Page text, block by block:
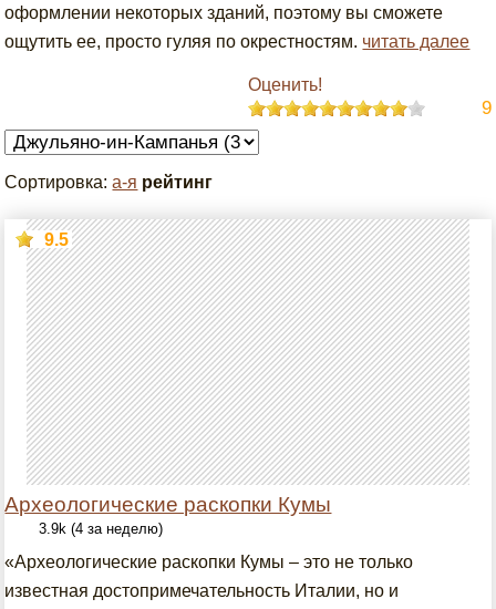
оформлении некоторых зданий, поэтому вы сможете
ощутить ее, просто гуляя по окрестностям. читать далее
Оценить!
9
Сортировка:а-я рейтинг
Археологические раскопки Кумы
9.5
3.9k (4 за неделю)
«Археологические раскопки Кумы – это не только
известная достопримечательность Италии, но и